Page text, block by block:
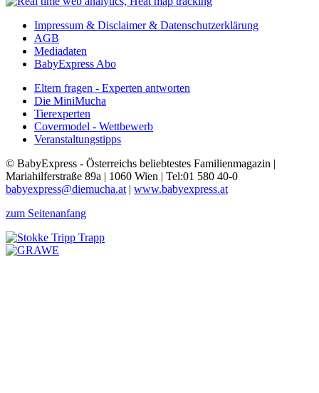
Impressum & Disclaimer & Datenschutzerklärung
AGB
Mediadaten
BabyExpress Abo
Eltern fragen - Experten antworten
Die MiniMucha
Tierexperten
Covermodel - Wettbewerb
Veranstaltungstipps
© BabyExpress - Österreichs beliebtestes Familienmagazin |
Mariahilferstraße 89a | 1060 Wien | Tel:01 580 40-0
babyexpress@diemucha.at | www.babyexpress.at
zum Seitenanfang